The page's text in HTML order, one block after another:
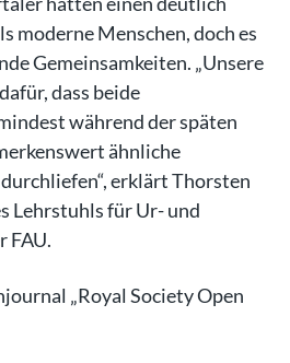
moderne Menschen, doch es
Gemeinsamkeiten. „Unsere
dass beide
während der späten
ähnliche
erklärt Thorsten
Lehrstuhls für Ur- und
FAU.
„Royal Society Open